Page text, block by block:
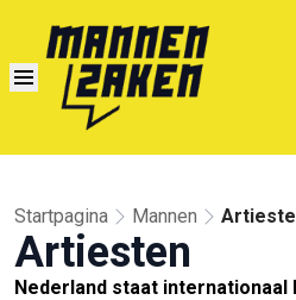
Startpagina Mannen
Artiesten
Nederland staat internationaal